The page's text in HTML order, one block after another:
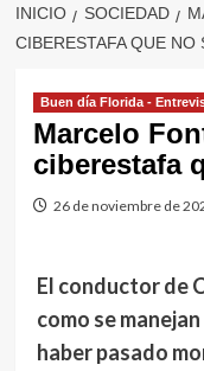
INICIO SOCIEDAD
CIBERESTAFA QUE NO
Buen día Florida -
Marcelo
ciberestafa
26 de noviembre de
El conductor de
como se
haber pasado